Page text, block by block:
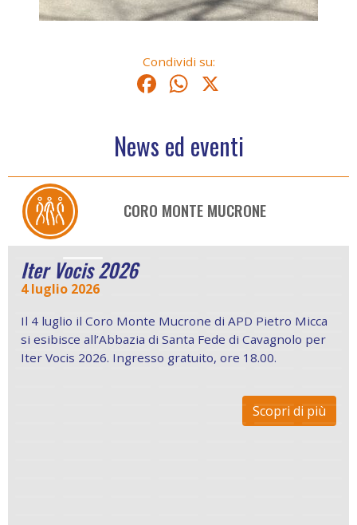
Condividi su:
Facebook
WhatsApp
News ed eventi
CORO MONTE MUCRONE
Iter Vocis 2026
4 luglio 2026
Il 4 luglio il Coro Monte Mucrone di APD Pietro Micca
si esibisce all’Abbazia di Santa Fede di Cavagnolo per
Iter Vocis 2026. Ingresso gratuito, ore 18.00.
Scopri di più